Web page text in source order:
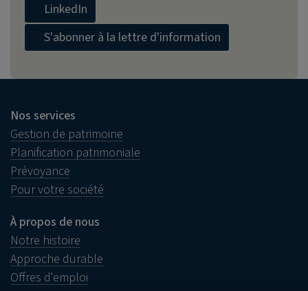
LinkedIn
S'abonner à la lettre d'information
Nos services
Gestion de patrimoine
Planification patrimoniale
Prévoyance
Pour votre société
À propos de nous
Notre histoire
Approche durable
Offres d'emploi